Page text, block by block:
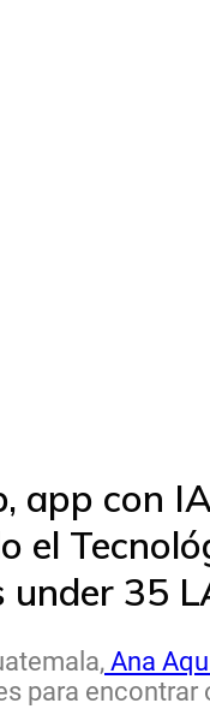
app con
el
35
Ana
para